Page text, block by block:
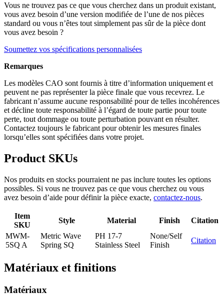
Vous ne trouvez pas ce que vous cherchez dans un produit existant,
vous avez besoin d’une version modifiée de l’une de nos pièces
standard ou vous n’êtes tout simplement pas sûr de la pièce dont
vous avez besoin ?
Soumettez vos spécifications personnalisées
Remarques
Les modèles CAO sont fournis à titre d’information uniquement et
peuvent ne pas représenter la pièce finale que vous recevrez. Le
fabricant n’assume aucune responsabilité pour de telles incohérences
et décline toute responsabilité à l’égard de toute partie pour toute
perte, tout dommage ou toute perturbation pouvant en résulter.
Contactez toujours le fabricant pour obtenir les mesures finales
lorsqu’elles sont spécifiées dans votre projet.
Product SKUs
Nos produits en stocks pourraient ne pas inclure toutes les options
possibles. Si vous ne trouvez pas ce que vous cherchez ou vous
avez besoin d’aide pour définir la pièce exacte, contactez-nous.
Item
SKU
Style Material Finish
Citation
MWM-
5SQ A
Metric Wave
Spring SQ
PH 17-7
Stainless Steel
None/Self
Finish
Citation
Matériaux et finitions
Matériaux